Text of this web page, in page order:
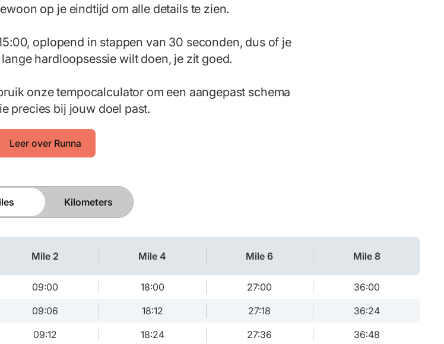
op je eindtijd om alle details te zien.
oplopend in stappen van 30 seconden, dus of je
hardloopsessie wilt doen, je zit goed.
onze tempocalculator om een aangepast schema
precies bij jouw doel past.
Leer over Runna
Kilometers
Mile 2 Mile 4 Mile 6 Mile 8
09:00 18:00 27:00
36:00
09:06 18:12 27:18
36:24
09:12 18:24 27:36
36:48